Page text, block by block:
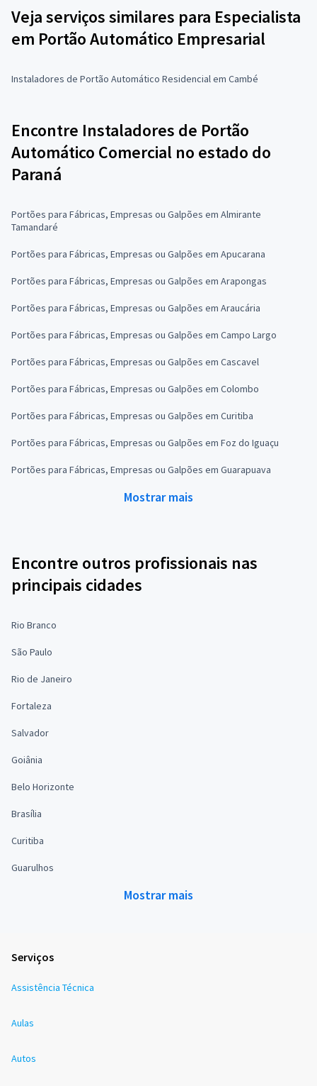
Veja serviços similares para Especialista
em Portão Automático Empresarial
Instaladores de Portão Automático Residencial em Cambé
Encontre Instaladores de Portão
Automático Comercial no estado do
Paraná
Portões para Fábricas, Empresas ou Galpões em Almirante
Tamandaré
Portões para Fábricas, Empresas ou Galpões em Apucarana
Portões para Fábricas, Empresas ou Galpões em Arapongas
Portões para Fábricas, Empresas ou Galpões em Araucária
Portões para Fábricas, Empresas ou Galpões em Campo Largo
Portões para Fábricas, Empresas ou Galpões em Cascavel
Portões para Fábricas, Empresas ou Galpões em Colombo
Portões para Fábricas, Empresas ou Galpões em Curitiba
Portões para Fábricas, Empresas ou Galpões em Foz do Iguaçu
Portões para Fábricas, Empresas ou Galpões em Guarapuava
Mostrar mais
Encontre outros profissionais nas
principais cidades
Rio Branco
São Paulo
Rio de Janeiro
Fortaleza
Salvador
Goiânia
Belo Horizonte
Brasília
Curitiba
Guarulhos
Mostrar mais
Serviços
Assistência Técnica
Aulas
Autos